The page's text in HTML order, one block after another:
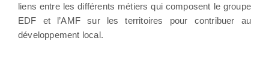
liens entre les différents métiers qui composent le groupe
EDF et l’AMF sur les territoires pour contribuer au
développement local.